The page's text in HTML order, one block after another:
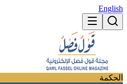
English
الحكمة